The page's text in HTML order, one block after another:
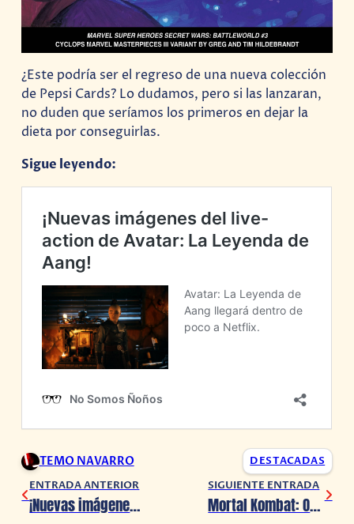
¿Este podría ser el regreso de una nueva colección
de Pepsi Cards? Lo dudamos, pero si las lanzaran,
no duden que seríamos los primeros en dejar la
dieta por conseguirlas.
Sigue leyendo:
TEMO NAVARRO
DESTACADAS
ENTRADA ANTERIOR
¡Nuevas imágenes del live-action de Avatar: La Leyenda de Aang!
SIGUIENTE ENTRADA
Mortal Kombat: Onslaught ha sido anunciado